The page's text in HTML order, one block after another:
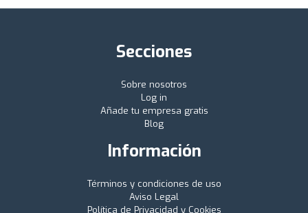
Secciones
Sobre nosotros
Log in
Añade tu empresa gratis
Blog
Información
Términos y condiciones de uso
Aviso Legal
Política de Privacidad y Cookies